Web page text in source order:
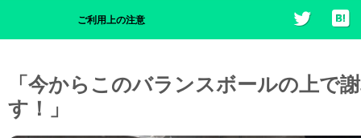
ご利用上の注意
「今からこのバランスボールの上で
す！」